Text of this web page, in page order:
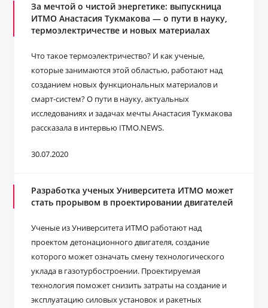
За мечтой о чистой энергетике: выпускница
ИТМО Анастасия Тукмакова ― о пути в науку,
термоэлектричестве и новых материалах
Что такое термоэлектричество? И как ученые,
которые занимаются этой областью, работают над
созданием новых функциональных материалов и
смарт-систем? О пути в науку, актуальных
исследованиях и задачах мечты Анастасия Тукмакова
рассказала в интервью ITMO.NEWS.
30.07.2020
Разработка ученых Университета ИТМО может
стать прорывом в проектировании двигателей
Ученые из Университета ИТМО работают над
проектом детонационного двигателя, создание
которого может означать смену технологического
уклада в газотурбостроении. Проектируемая
технология поможет снизить затраты на создание и
эксплуатацию силовых установок и ракетных